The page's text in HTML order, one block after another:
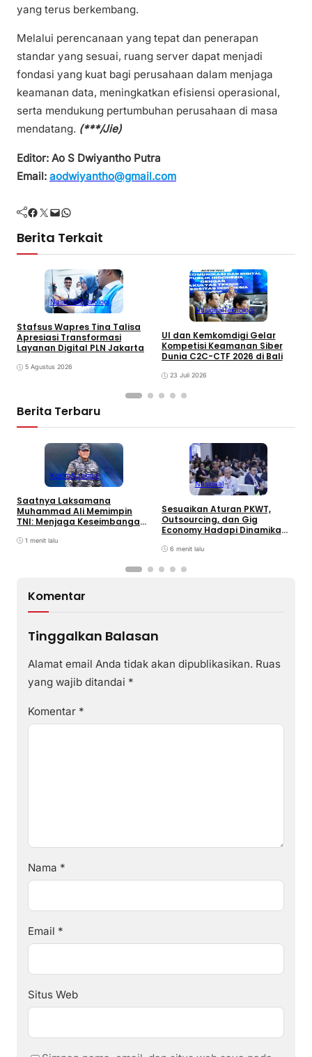
yang terus berkembang.
Melalui perencanaan yang tepat dan penerapan
standar yang sesuai, ruang server dapat menjadi
fondasi yang kuat bagi perusahaan dalam menjaga
keamanan data, meningkatkan efisiensi operasional,
serta mendukung pertumbuhan perusahaan di masa
mendatang. (***/Jie)
Editor: Ao S Dwiyantho Putra
Email: aodwiyantho@gmail.com
Facebook Twitter Mail WhatsApp
Berita Terkait
NasionalTeknologi
Stafsus Wapres Tina Talisa
Apresiasi Transformasi
Layanan Digital PLN Jakarta
5 Agustus 2026
NasionalTeknologi
UI dan Kemkomdigi Gelar
Kompetisi Keamanan Siber
Dunia C2C-CTF 2026 di Bali
23 Juli 2026
Berita Terbaru
KolomNasional
Saatnya Laksamana
Muhammad Ali Memimpin
TNI: Menjaga Keseimbangan
Antarmatra
1 menit lalu
Nasional
Sesuaikan Aturan PKWT,
Outsourcing, dan Gig
Economy Hadapi Dinamika
6 menit lalu
Komentar
Tinggalkan Balasan
Alamat email Anda tidak akan dipublikasikan. Ruas
yang wajib ditandai *
Komentar *
Nama *
Email *
Situs Web